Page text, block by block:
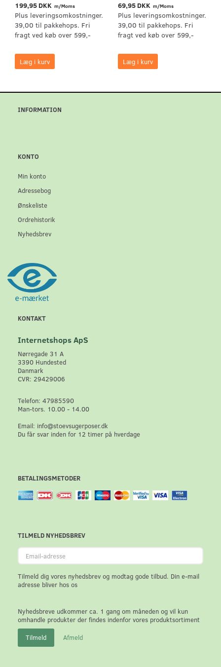
199,95 DKK m/Moms
Plus leveringsomkostninger.
39,00 til pakkehops. Fri
fragt ved køb over 599,-
Læg i kurv
69,95 DKK m/Moms
Plus leveringsomkostninger.
39,00 til pakkehops. Fri
fragt ved køb over 599,-
Læg i kurv
INFORMATION
KONTO
Min konto
Adressebog
Ønskeliste
Ordrehistorik
Nyhedsbrev
KONTAKT
Internetshops ApS
Nørregade 31 A
3390 Hundested
Danmark
CVR: 29429006
Telefon: 47985590
Man-tors. 10.00 - 14.00
Email: info@stoevsugerposer.dk
Du får svar inden for 12 timer på hverdage
BETALINGSMETODER
TILMELD NYHEDSBREV
Email-
adresse
Tilmeld dig vores nyhedsbrev og modtag gode tilbud. Din e-mail
adresse bliver hos os
Nyhedsbreve udkommer ca. 1 gang om måneden og vil kun
omhandle produkter der findes indenfor vores produktsortiment
Tilmeld Afmeld